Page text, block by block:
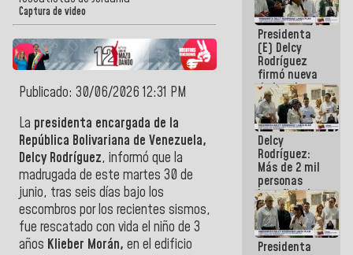
Captura de video
Publicado: 30/06/2026 12:31 PM
La presidenta encargada de la
República Bolivariana de Venezuela,
Delcy Rodríguez, informó que la
madrugada de este martes 30 de
junio, tras seis días bajo los
escombros por los recientes sismos,
fue rescatado con vida el niño de 3
años Klieber Morán, en el edificio
Primavera
en Caracas
Presidenta
(E) Delcy
Rodríguez
firmó nueva
de Ley de
Arrendamiento
aprobada
por la AN
Delcy
Rodríguez:
Más de 2 mil
personas
beneficiadas
con planes
para
atención de
emergencia
Presidenta